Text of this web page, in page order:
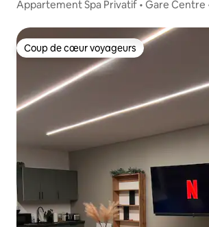
Appartement Spa Privatif • Gare Centre
Coup de cœur voyageurs
Coup de cœur voyageurs